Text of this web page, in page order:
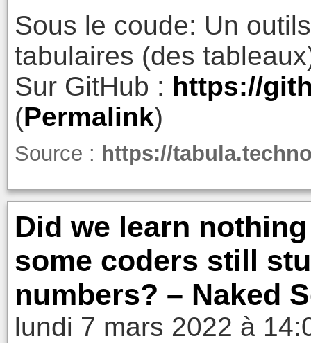
Sous le coude: Un
tabulaires (des
Sur GitHub : https://
(Permalink)
Source : https://
Did we learn
some coders still
numbers? – Naked
lundi 7 mars 2022 à